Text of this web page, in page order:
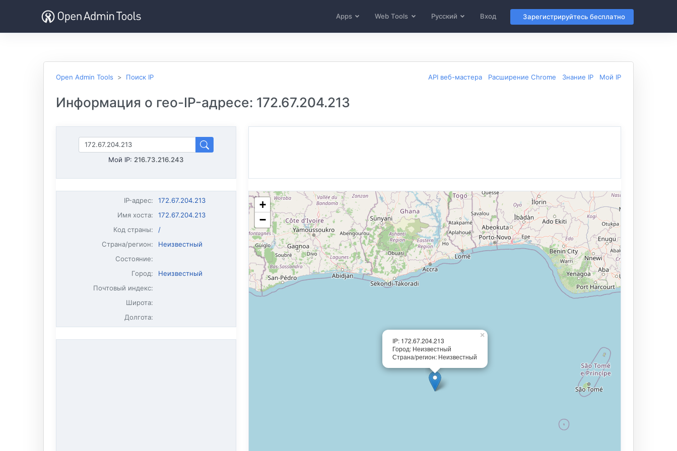
Apps Web Tools Русский Вход Зарегистрируйтесь бесплатно
Open Admin Tools Поиск IP API веб-мастера Расширение Chrome Знание IP Мой IP
Информация о гео-IP-адресе: 172.67.204.213
Мой IP: 216.73.216.243
IP-адрес:
172.67.204.213
Имя хоста:
172.67.204.213
Код страны:
/
Страна/регион:
Неизвестный
Состояние:
Город:
Неизвестный
Почтовый индекс:
Широта:
Долгота:
IP: 172.67.204.213
Город: Неизвестный
Страна/регион: Неизвестный
×
+
−